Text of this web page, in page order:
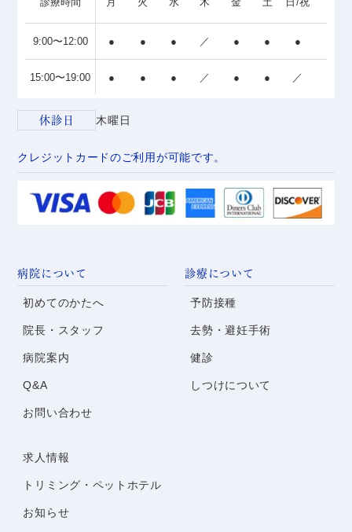
9:00〜12:00 ● ● ● ／ ● ● ●
15:00〜19:00 ● ● ● ／ ● ● ／
休診日 木曜日
クレジットカードのご利用が可能です。
病院について
初めてのかたへ
院長・スタッフ
病院案内
Q&A
お問い合わせ
診療について
予防接種
去勢・避妊手術
健診
しつけについて
求人情報
トリミング・ ペットホテル
お知らせ